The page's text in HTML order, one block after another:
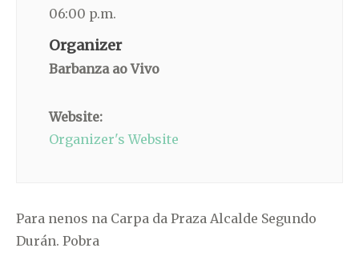
06:00 p.m.
Organizer
Barbanza ao Vivo
Website:
Organizer's Website
Para nenos na Carpa da Praza Alcalde Segundo
Durán. Pobra